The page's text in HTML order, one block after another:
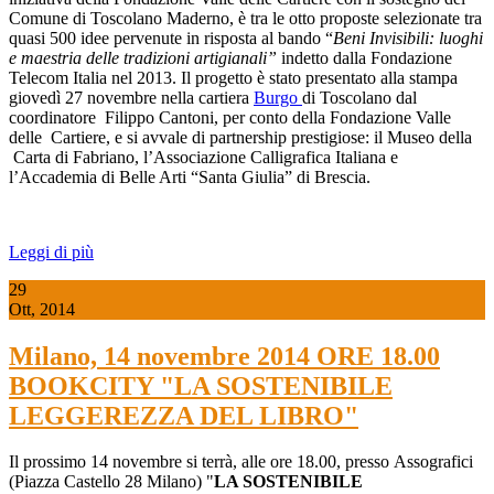
Comune di Toscolano Maderno, è tra le otto proposte selezionate tra
quasi 500 idee pervenute in risposta al bando “Beni Invisibili: luoghi
e maestria delle tradizioni artigianali” indetto dalla Fondazione
Telecom Italia nel 2013. Il progetto è stato presentato alla stampa
giovedì 27 novembre nella cartiera Burgo di Toscolano dal
coordinatore Filippo Cantoni, per conto della Fondazione Valle
delle Cartiere, e si avvale di partnership prestigiose: il Museo della
Carta di Fabriano, l’Associazione Calligrafica Italiana e
l’Accademia di Belle Arti “Santa Giulia” di Brescia.
Leggi di più
29
Ott, 2014
Milano, 14 novembre 2014 ORE 18.00
BOOKCITY "LA SOSTENIBILE
LEGGEREZZA DEL LIBRO"
Il prossimo 14 novembre si terrà, alle ore 18.00, presso Assografici
(Piazza Castello 28 Milano) "LA SOSTENIBILE